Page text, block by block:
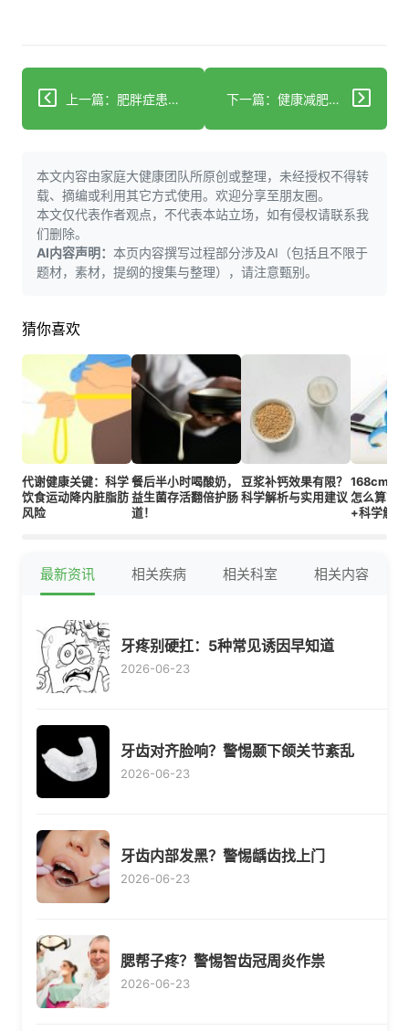
上一篇：肥胖症患者快走减肥：科学要点与注意事项 下一篇：健康减肥怎么吃？四类高饱腹感食物帮你轻松控热量不挨饿
本文内容由家庭大健康团队所原创或整理，未经授权不得转
载、摘编或利用其它方式使用。欢迎分享至朋友圈。
本文仅代表作者观点，不代表本站立场，如有侵权请联系我
们删除。
AI内容声明： 本页内容撰写过程部分涉及AI（包括且不限于
题材，素材，提纲的搜集与整理），请注意甄别。
猜你喜欢
代谢健康关键：科学
饮食运动降内脏脂肪
风险
餐后半小时喝酸奶，
益生菌存活翻倍护肠
道！
豆浆补钙效果有限？
科学解析与实用建议
168cm身
怎么算？
+科学解读
最新资讯 相关疾病 相关科室 相关内容
牙疼别硬扛：5种常见诱因早知道
2026-06-23
牙齿对齐脸响？警惕颞下颌关节紊乱
2026-06-23
牙齿内部发黑？警惕龋齿找上门
2026-06-23
腮帮子疼？警惕智齿冠周炎作祟
2026-06-23